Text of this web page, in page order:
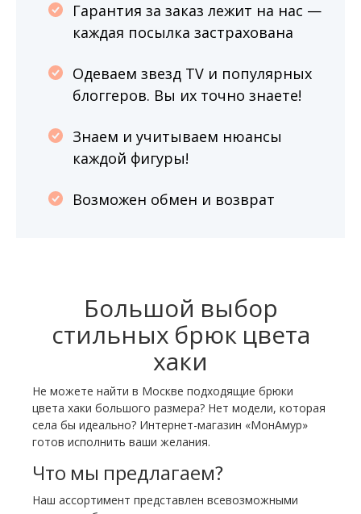
Гарантия за заказ лежит на нас —
каждая посылка застрахована
Одеваем звезд TV и популярных
блоггеров. Вы их точно знаете!
Знаем и учитываем нюансы
каждой фигуры!
Возможен обмен и возврат
Большой выбор
стильных брюк цвета
хаки
Не можете найти в Москве подходящие брюки
цвета хаки большого размера? Нет модели, которая
села бы идеально? Интернет-магазин «МонАмур»
готов исполнить ваши желания.
Что мы предлагаем?
Наш ассортимент представлен всевозможными